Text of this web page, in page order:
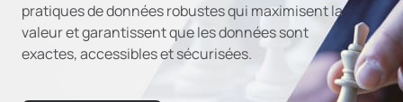
pratiques de données robustes qui maximisent la
valeur et garantissent que les données sont
exactes, accessibles et sécurisées.